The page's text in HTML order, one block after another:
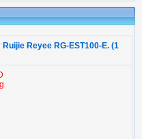
Reyee RG-EST100-E. (1